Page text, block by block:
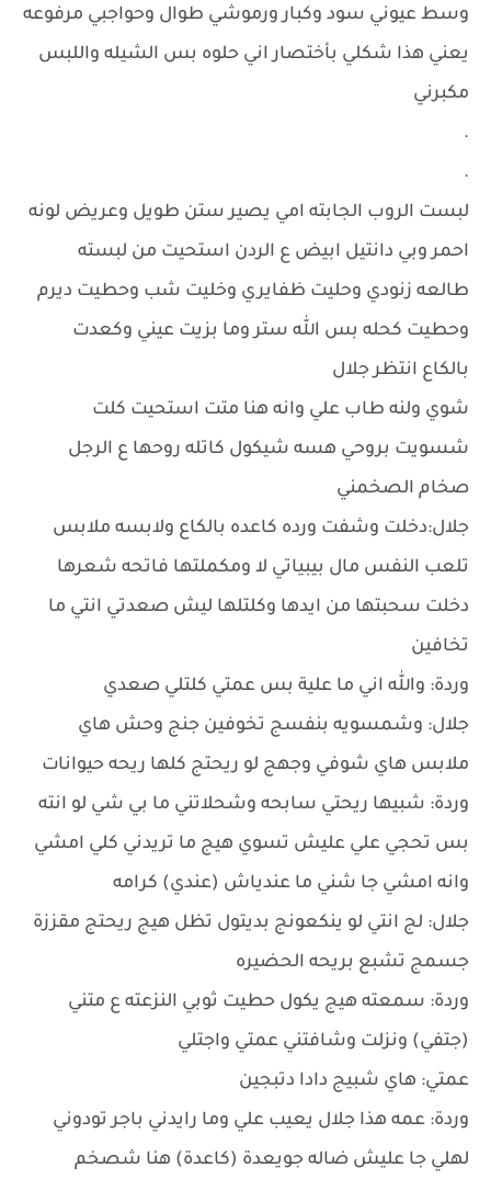
وسط عيوني سود وكبار ورموشي طوال وحواجبي مرفوعه
يعني هذا شكلي بأختصار اني حلوه بس الشيله واللبس
مكبرني
.
.
لبست الروب الجابته امي يصير ستن طويل وعريض لونه
احمر وبي دانتيل ابيض ع الردن استحيت من لبسته
طالعه زنودي وحليت ظفايري وخليت شب وحطيت ديرم
وحطيت كحله بس الله ستر وما بزيت عيني وكعدت
بالكاع انتظر جلال
شوي ولنه طاب علي وانه هنا متت استحيت كلت
شسويت بروحي هسه شيكول كاتله روحها ع الرجل
صخام الصخمني
جلال:دخلت وشفت ورده كاعده بالكاع ولابسه ملابس
تلعب النفس مال بيبياتي لا ومكملتها فاتحه شعرها
دخلت سحبتها من ايدها وكلتلها ليش صعدتي انتي ما
تخافين
وردة: والله اني ما علية بس عمتي كلتلي صعدي
جلال: وشمسويه بنفسج تخوفين جنج وحش هاي
ملابس هاي شوفي وجهج لو ريحتج كلها ريحه حيوانات
وردة: شبيها ريحتي سابحه وشحلاتني ما بي شي لو انته
بس تحجي علي عليش تسوي هيج ما تريدني كلي امشي
وانه امشي جا شني ما عندياش (عندي) كرامه
جلال: لج انتي لو ينكعونج بديتول تظل هيج ريحتج مقززة
جسمج تشبع بريحه الحضيره
وردة: سمعته هيج يكول حطيت ثوبي النزعته ع متني
(جتفي) ونزلت وشافتني عمتي واجتلي
عمتي: هاي شبيج دادا دتبجين
وردة: عمه هذا جلال يعيب علي وما رايدني باجر تودوني
لهلي جا عليش ضاله جويعدة (كاعدة) هنا شصخم